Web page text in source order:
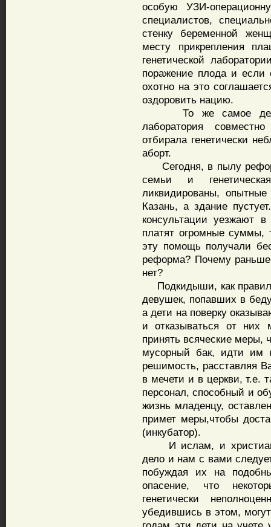
особую УЗИ-
специалистов,
стенку беременной
месту прикрепления
генетической
поражение плода и если
охотно на это
оздоровить нацию.
То же самое
лаборатория
отбирала генетически
аборт.
Сегодня, в пылу
семьи и
ликвидированы,
Казань, а здание
консультации уезжают
платят огромные суммы,
эту помощь получали
реформа? Почему
нет?
Подкидыши, как
девушек, попавших в
а дети на поверку
и отказываться от
принять всяческие меры,
мусорный бак, идти им
решимость, расставляя
в мечети и в церкви, т.е.
персонал, способный и
жизнь младенцу,
примет меры,чтобы
(инкубатор).
И ислам, и
дело и нам с вами
побуждая их на
опасение, что
генетически
убедившись в этом,